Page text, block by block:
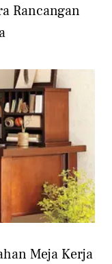
Rancangan
Meja Kerja